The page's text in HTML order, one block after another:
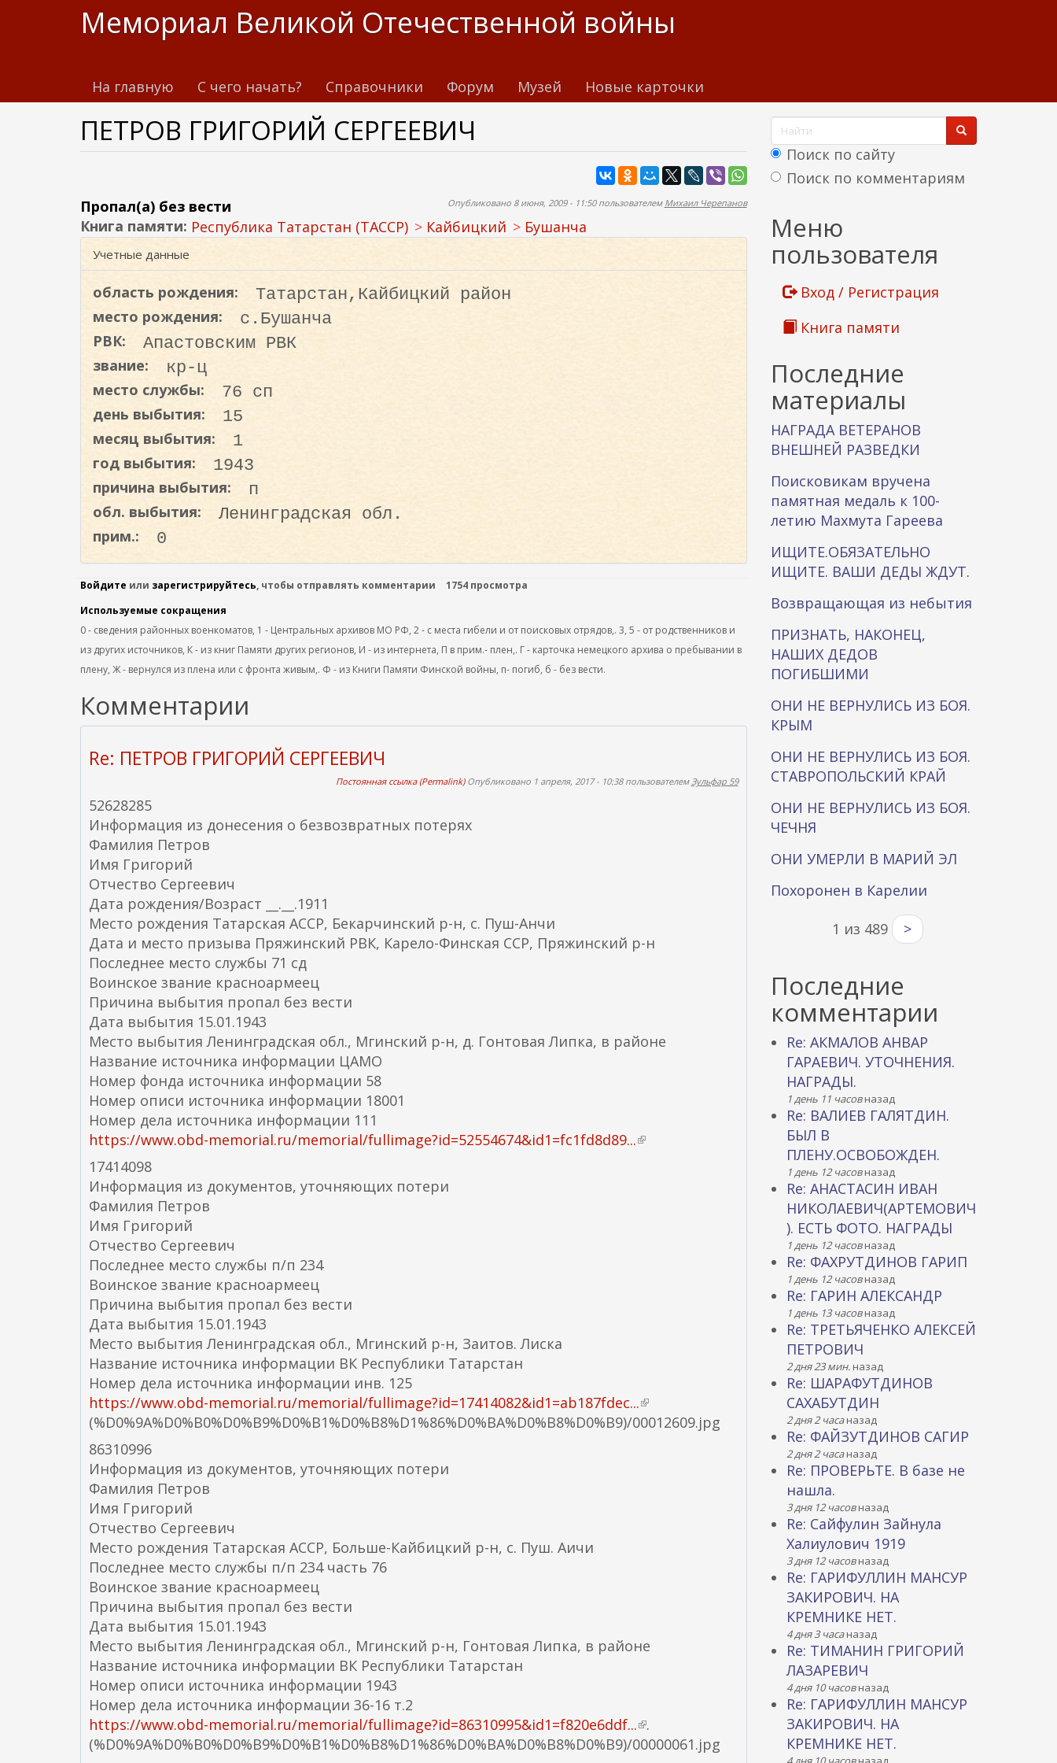
т
Мемориал Великой Отечественной войны
На главную С чего начать? Справочники Форум Музей Новые карточки
ПЕТРОВ ГРИГОРИЙ СЕРГЕЕВИЧ
Опубликовано 8 июня, 2009 - 11:50 пользователем Михаил Черепанов
Пропал(а) без вести
Книга памяти: Республика Татарстан (ТАССР) Кайбицкий Бушанча
Учетные данные
область рождения: Татарстан,Кайбицкий район
место рождения: с.Бушанча
РВК: Апастовским РВК
звание: кр-ц
место службы: 76 сп
день выбытия: 15
месяц выбытия: 1
год выбытия: 1943
причина выбытия: п
обл. выбытия: Ленинградская обл.
прим.: 0
Войдите или зарегистрируйтесь, чтобы отправлять комментарии
1754 просмотра
Используемые сокращения
0 - сведения районных военкоматов, 1 - Центральных архивов МО РФ, 2 - с места гибели и от поисковых отрядов,. 3, 5 - от родственников и
из других источников, К - из книг Памяти других регионов, И - из интернета, П в прим.- плен,. Г - карточка немецкого архива о пребывании в
плену, Ж - вернулся из плена или с фронта живым,. Ф - из Книги Памяти Финской войны, п- погиб, б - без вести.
Комментарии
Re: ПЕТРОВ ГРИГОРИЙ СЕРГЕЕВИЧ
Постоянная ссылка (Permalink)Опубликовано 1 апреля, 2017 - 10:38 пользователемЗульфар 59
52628285
Информация из донесения о безвозвратных потерях
Фамилия Петров
Имя Григорий
Отчество Сергеевич
Дата рождения/Возраст __.__.1911
Место рождения Татарская АССР, Бекарчинский р-н, с. Пуш-Анчи
Дата и место призыва Пряжинский РВК, Карело-Финская ССР, Пряжинский р-н
Последнее место службы 71 сд
Воинское звание красноармеец
Причина выбытия пропал без вести
Дата выбытия 15.01.1943
Место выбытия Ленинградская обл., Мгинский р-н, д. Гонтовая Липка, в районе
Название источника информации ЦАМО
Номер фонда источника информации 58
Номер описи источника информации 18001
Номер дела источника информации 111
https://www.obd-memorial.ru/memorial/fullimage?id=52554674&id1=fc1fd8d89...(
а
)
17414098
Информация из документов, уточняющих потери
Фамилия Петров
Имя Григорий
Отчество Сергеевич
Последнее место службы п/п 234
Воинское звание красноармеец
Причина выбытия пропал без вести
Дата выбытия 15.01.1943
Место выбытия Ленинградская обл., Мгинский р-н, Заитов. Лиска
Название источника информации ВК Республики Татарстан
Номер дела источника информации инв. 125
https://www.obd-memorial.ru/memorial/fullimage?id=17414082&id1=ab187fdec...(
в
к
(%D0%9A%D0%B0%D0%B9%D0%B1%D0%B8%D1%86%D0%BA%D0%B8%D0%B9)/00012609.jpg
86310996
Информация из документов, уточняющих потери
Фамилия Петров
Имя Григорий
Отчество Сергеевич
Место рождения Татарская АССР, Больше-Кайбицкий р-н, с. Пуш. Аичи
Последнее место службы п/п 234 часть 76
Воинское звание красноармеец
Причина выбытия пропал без вести
Дата выбытия 15.01.1943
Место выбытия Ленинградская обл., Мгинский р-н, Гонтовая Липка, в районе
Название источника информации ВК Республики Татарстан
Номер описи источника информации 1943
Номер дела источника информации 36-16 т.2
https://www.obd-memorial.ru/memorial/fullimage?id=86310995&id1=f820e6ddf...(
в
.
(%D0%9A%D0%B0%D0%B9%D0%B1%D0%B8%D1%86%D0%BA%D0%B8%D0%B9)/00000061.jpg
Ф
о
р
а
п
о
и
к
а
Поиск по сайту
Поиск по комментариям
Меню
пользователя
Вход / Регистрация
Книга памяти
Последние
материалы
НАГРАДА ВЕТЕРАНОВ
ВНЕШНЕЙ РАЗВЕДКИ
Поисковикам вручена
памятная медаль к 100-
летию Махмута Гареева
ИЩИТЕ.ОБЯЗАТЕЛЬНО
ИЩИТЕ. ВАШИ ДЕДЫ ЖДУТ.
Возвращающая из небытия
ПРИЗНАТЬ, НАКОНЕЦ,
НАШИХ ДЕДОВ
ПОГИБШИМИ
ОНИ НЕ ВЕРНУЛИСЬ ИЗ БОЯ.
КРЫМ
ОНИ НЕ ВЕРНУЛИСЬ ИЗ БОЯ.
СТАВРОПОЛЬСКИЙ КРАЙ
ОНИ НЕ ВЕРНУЛИСЬ ИЗ БОЯ.
ЧЕЧНЯ
ОНИ УМЕРЛИ В МАРИЙ ЭЛ
Похоронен в Карелии
1 из 489 >
Последние
комментарии
Re: АКМАЛОВ АНВАР
ГАРАЕВИЧ. УТОЧНЕНИЯ.
НАГРАДЫ.
1 день 11 часовназад
Re: ВАЛИЕВ ГАЛЯТДИН.
БЫЛ В
ПЛЕНУ.ОСВОБОЖДЕН.
1 день 12 часовназад
Re: АНАСТАСИН ИВАН
НИКОЛАЕВИЧ(АРТЕМОВИЧ
). ЕСТЬ ФОТО. НАГРАДЫ
1 день 12 часовназад
Re: ФАХРУТДИНОВ ГАРИП
1 день 12 часовназад
Re: ГАРИН АЛЕКСАНДР
1 день 13 часовназад
Re: ТРЕТЬЯЧЕНКО АЛЕКСЕЙ
ПЕТРОВИЧ
2 дня 23 мин.назад
Re: ШАРАФУТДИНОВ
САХАБУТДИН
2 дня 2 часаназад
Re: ФАЙЗУТДИНОВ САГИР
2 дня 2 часаназад
Re: ПРОВЕРЬТЕ. В базе не
нашла.
3 дня 12 часовназад
Re: Сайфулин Зайнула
Халиулович 1919
3 дня 12 часовназад
Re: ГАРИФУЛЛИН МАНСУР
ЗАКИРОВИЧ. НА
КРЕМНИКЕ НЕТ.
4 дня 3 часаназад
Re: ТИМАНИН ГРИГОРИЙ
ЛАЗАРЕВИЧ
4 дня 10 часовназад
Re: ГАРИФУЛЛИН МАНСУР
ЗАКИРОВИЧ. НА
КРЕМНИКЕ НЕТ.